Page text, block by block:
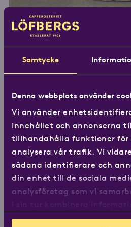
Samtycke
Denna webbplats använder
Vi använder
innehållet och annonserna
tillhandahålla funktioner för
analysera vår trafik. Vi
sådana identifierare och
din enhet till de sociala
analysföretag som vi
information som du har
Köp Kokkaffe
Köp från
Köp från
Köp från